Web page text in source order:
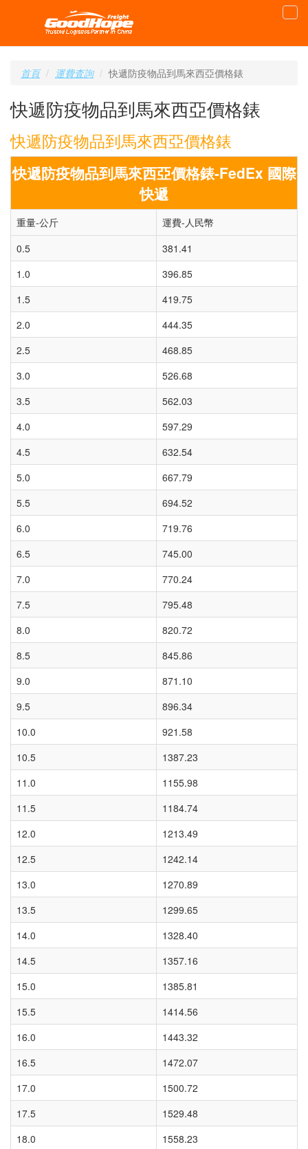
首頁 運費査詢 快遞防疫物品到馬來西亞價格錶
快遞防疫物品到馬來西亞價格錶
快遞防疫物品到馬來西亞價格錶
快遞防疫物品到馬來西亞價格錶-FedEx 國際
快遞
重量-公斤
運費-人民幣
0.5
381.41
1.0
396.85
1.5
419.75
2.0
444.35
2.5
468.85
3.0
526.68
3.5
562.03
4.0
597.29
4.5
632.54
5.0
667.79
5.5
694.52
6.0
719.76
6.5
745.00
7.0
770.24
7.5
795.48
8.0
820.72
8.5
845.86
9.0
871.10
9.5
896.34
10.0
921.58
10.5
1387.23
11.0
1155.98
11.5
1184.74
12.0
1213.49
12.5
1242.14
13.0
1270.89
13.5
1299.65
14.0
1328.40
14.5
1357.16
15.0
1385.81
15.5
1414.56
16.0
1443.32
16.5
1472.07
17.0
1500.72
17.5
1529.48
18.0
1558.23